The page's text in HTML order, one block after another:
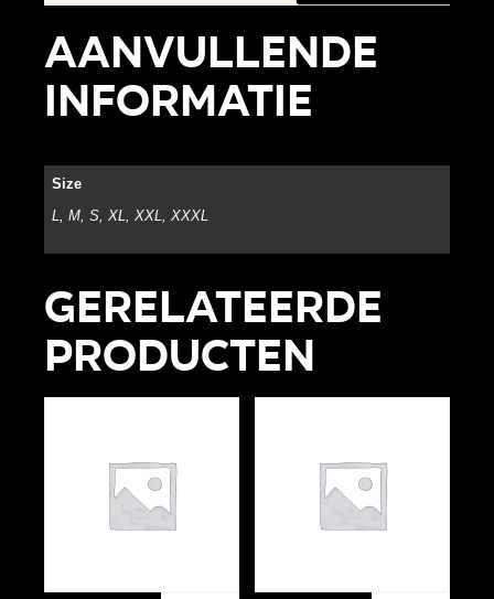
Aanvullende
informatie
Size
L, M, S, XL, XXL, XXXL
Gerelateerde
producten